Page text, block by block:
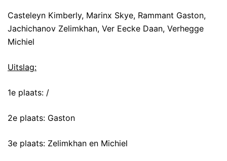
Casteleyn Kimberly, Marinx Skye, Rammant Gaston,
Jachichanov Zelimkhan, Ver Eecke Daan, Verhegge
Michiel
Uitslag:
1e plaats: /
2e plaats: Gaston
3e plaats: Zelimkhan en Michiel